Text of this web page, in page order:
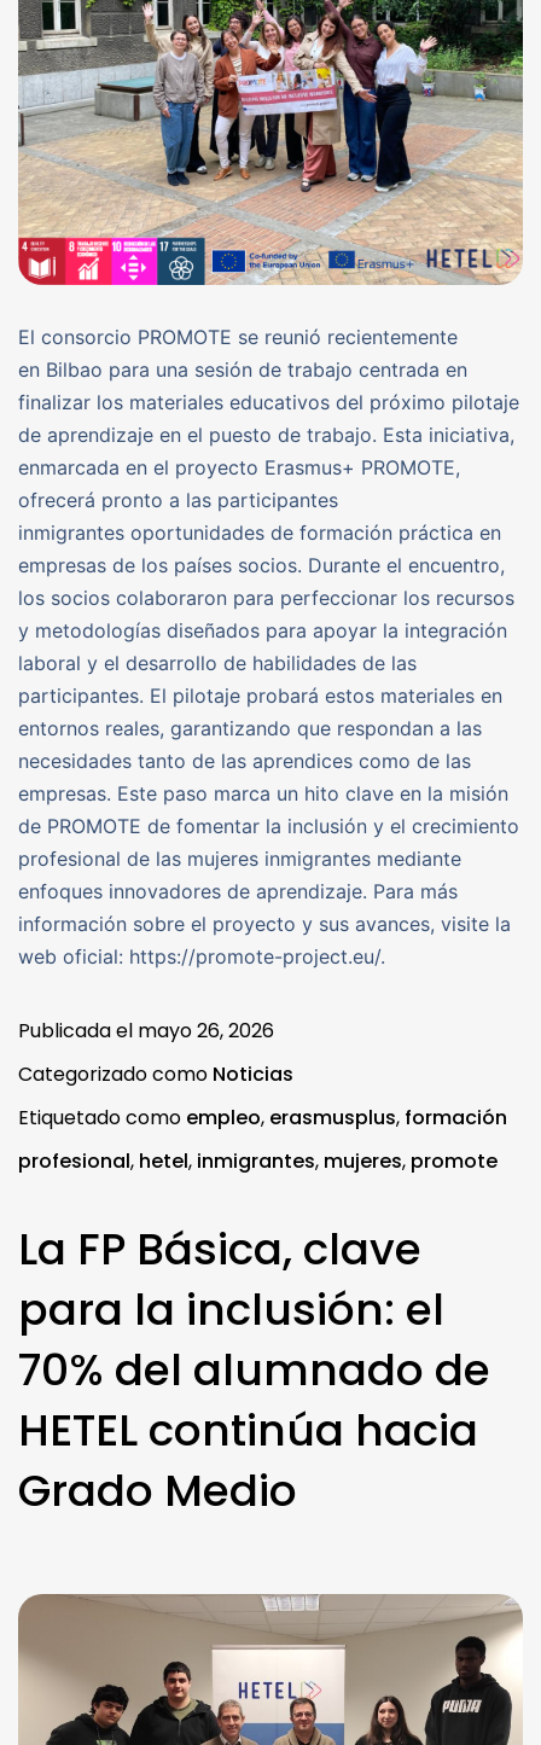
El consorcio PROMOTE se reunió recientemente
en Bilbao para una sesión de trabajo centrada en
finalizar los materiales educativos del próximo pilotaje
de aprendizaje en el puesto de trabajo. Esta iniciativa,
enmarcada en el proyecto Erasmus+ PROMOTE,
ofrecerá pronto a las participantes
inmigrantes oportunidades de formación práctica en
empresas de los países socios. Durante el encuentro,
los socios colaboraron para perfeccionar los recursos
y metodologías diseñados para apoyar la integración
laboral y el desarrollo de habilidades de las
participantes. El pilotaje probará estos materiales en
entornos reales, garantizando que respondan a las
necesidades tanto de las aprendices como de las
empresas. Este paso marca un hito clave en la misión
de PROMOTE de fomentar la inclusión y el crecimiento
profesional de las mujeres inmigrantes mediante
enfoques innovadores de aprendizaje. Para más
información sobre el proyecto y sus avances, visite la
web oficial: https://promote-project.eu/.
Publicada el mayo 26, 2026
Categorizado como Noticias
Etiquetado como empleo, erasmusplus, formación
profesional, hetel, inmigrantes, mujeres, promote
La FP Básica, clave
para la inclusión: el
70% del alumnado de
HETEL continúa hacia
Grado Medio